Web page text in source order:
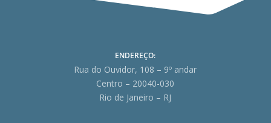
ENDEREÇO:
Rua do Ouvidor, 108 – 9º andar
Centro – 20040-030
Rio de Janeiro – RJ